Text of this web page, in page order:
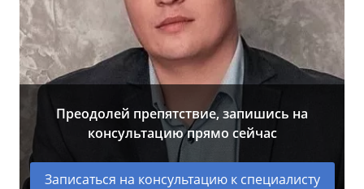
Преодолей препятствие, запишись на
консультацию прямо сейчас
Записаться на консультацию к специалисту